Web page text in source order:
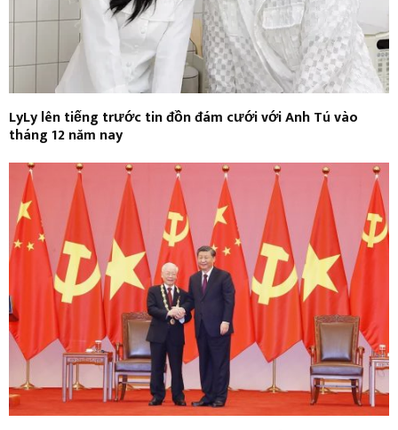
LyLy lên tiếng trước tin đồn đám cưới với Anh Tú vào
tháng 12 năm nay